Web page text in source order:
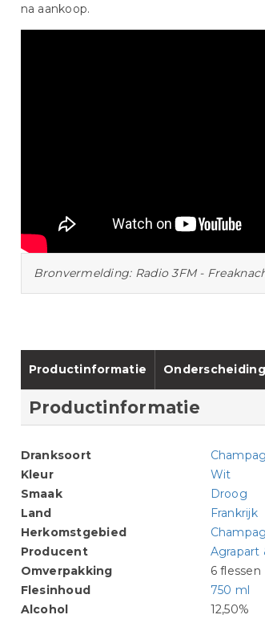
na aankoop.
Bronvermelding: Radio 3FM -
Productinformatie
Productinformatie
Dranksoort
Kleur
Wit
Smaak
Droog
Land
Frankrijk
Herkomstgebied
Producent
Agrapart
Omverpakking
6 flessen
Flesinhoud
750 ml
Alcohol
12,50%